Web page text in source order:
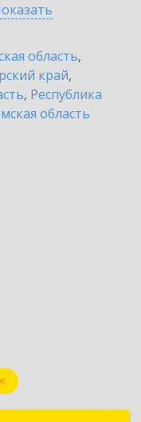
область,
край,
, Республика
область